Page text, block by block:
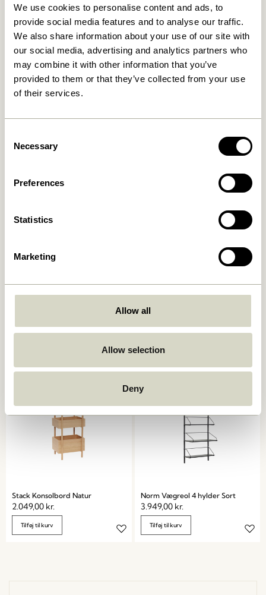
We use cookies to personalise content and ads, to
provide social media features and to analyse our traffic.
We also share information about your use of our site with
our social media, advertising and analytics partners who
may combine it with other information that you’ve
provided to them or that they’ve collected from your use
of their services.
Selection
Necessary
Preferences
Statistics
Marketing
Allow all
Allow selection
Deny
3.499,00kr.
5.499,00kr.
Solution Sidebord Natur
Tilføj til kurv
Stack Konsolbord Natur
2.049,00 kr.
Tilføj til kurv
Norm Vægreol 4 hylder Sort
3.949,00 kr.
Tilføj til kurv